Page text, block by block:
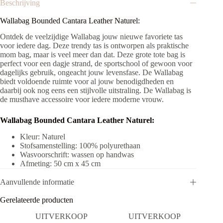
Beschrijving
Wallabag Bounded Cantara Leather Naturel:
Ontdek de veelzijdige Wallabag jouw nieuwe favoriete tas
voor iedere dag. Deze trendy tas is ontworpen als praktische
mom bag, maar is veel meer dan dat. Deze grote tote bag is
perfect voor een dagje strand, de sportschool of gewoon voor
dagelijks gebruik, ongeacht jouw levensfase. De Wallabag
biedt voldoende ruimte voor al jouw benodigdheden en
daarbij ook nog eens een stijlvolle uitstraling. De Wallabag is
de musthave accessoire voor iedere moderne vrouw.
Wallabag Bounded Cantara Leather Naturel:
Kleur: Naturel
Stofsamenstelling: 100% polyurethaan
Wasvoorschrift: wassen op handwas
Afmeting: 50 cm x 45 cm
Aanvullende informatie
Gerelateerde producten
UITVERKOOP
UITVERKOOP